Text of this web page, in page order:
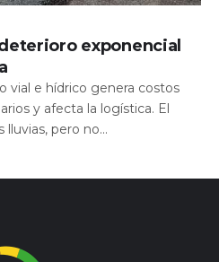
exponencial
vial e hídrico genera costos
y afecta la logística. El
lluvias, pero no...